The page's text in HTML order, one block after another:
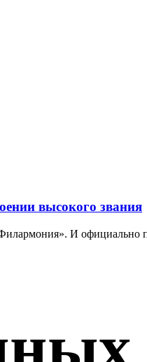
высокого звания
И официально